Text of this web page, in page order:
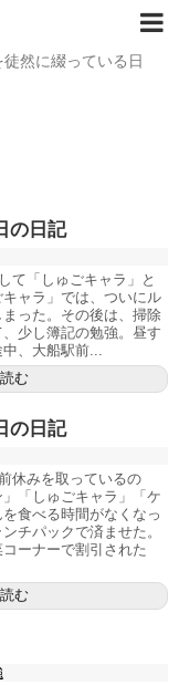
然に綴っている日
の日記
て「しゅごキャラ」と
キャラ」では、ついにル
った。その後は、掃除
少し簿記の勉強。昼す
、大船駅前...
む
の日記
休みを取っているの
「しゅごキャラ」「ケ
食べる時間がなくなっ
チパックで済ませた。
ーナーで割引された
む